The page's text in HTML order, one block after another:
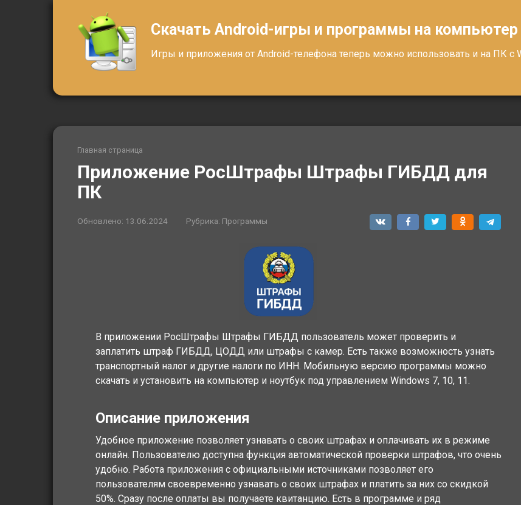
Скачать Android-игры и программы на компьютер
Игры и приложения от Android-телефона теперь можно использовать и на ПК с
Главная страница
Приложение РосШтрафы Штрафы ГИБДД для
ПК
Обновлено: 13.06.2024 Рубрика: Программы
В приложении РосШтрафы Штрафы ГИБДД пользователь может проверить и
заплатить штраф ГИБДД, ЦОДД или штрафы с камер. Есть также возможность узнать
транспортный налог и другие налоги по ИНН. Мобильную версию программы можно
скачать и установить на компьютер и ноутбук под управлением Windows 7, 10, 11.
Описание приложения
Удобное приложение позволяет узнавать о своих штрафах и оплачивать их в режиме
онлайн. Пользователю доступна функция автоматической проверки штрафов, что очень
удобно. Работа приложения с официальными источниками позволяет его
пользователям своевременно узнавать о своих штрафах и платить за них со скидкой
50%. Сразу после оплаты вы получаете квитанцию. Есть в программе и ряд